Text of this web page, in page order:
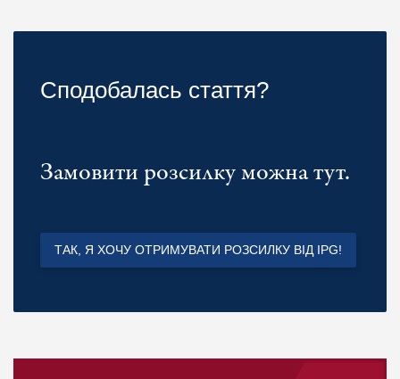
Сподобалась стаття?
Замовити розсилку можна тут.
ТАК, Я ХОЧУ ОТРИМУВАТИ РОЗСИЛКУ ВІД IPG!